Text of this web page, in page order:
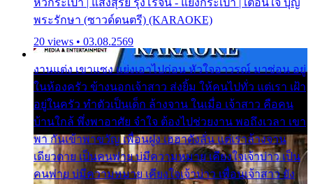
พระรักษา (ซาวด์ดนตรี) (KARAOKE)
20 views • 03.08.2569
งานแต่ง เขาแซง แย่งเอาไปก่อน หัวใจอาวรณ์ มาซ่อน อยู่
ในห้องครัว ข้างนอกเจ้าสาว ส่งยิ้ม ให้คนไปทั่ว แต่เรา เฝ้า
อยู่ในครัว ทำตัวเป็นเด็ก ล้างจาน ในเมื่อ เจ้าสาว คือคน
บ้านใกล้ พึ่งพาอาศัย จำใจ ต้องไปช่วยงาน พอถึงเวลา เขา
พา กันเข้าพาขวัญ เพื่อนฝูง เฮฮาดังลั่น แต่เราล้างจาน
เดียวดาย เป็นคนพ่าย บ่มีความหมาย เคียงใจเจ้าบ่าว เป็น
คนพ่าย บ่มีความหมาย เคียงใจเจ้าบ่าว เพื่อนเจ้าสาว ยัง